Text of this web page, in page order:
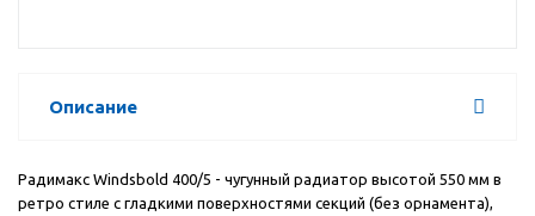
Описание
Радимакс Windsbold 400/5 - чугунный радиатор высотой 550 мм в
ретро стиле с гладкими поверхностями секций (без орнамента),